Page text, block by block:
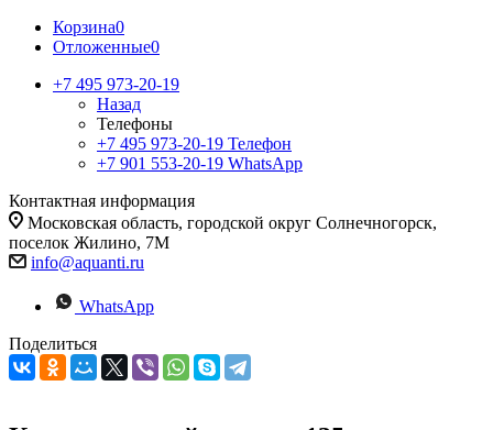
Корзина0
Отложенные0
+7 495 973-20-19
Назад
Телефоны
+7 495 973-20-19 Телефон
+7 901 553-20-19 WhatsApp
Контактная информация
Московская область, городской округ Солнечногорск,
поселок Жилино, 7М
info@aquanti.ru
WhatsApp
Поделиться